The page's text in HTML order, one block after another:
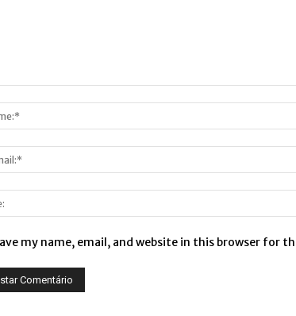
my name, email, and website in this browser for